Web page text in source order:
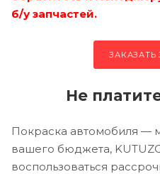
б/у запчастей.
ЗАКАЗАТЬ
Не
Покраска автомобиля —
вашего бюджета,
воспользоваться